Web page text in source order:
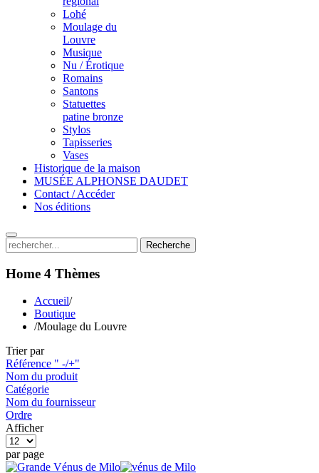
Lohé
Moulage du
Louvre
Musique
Nu / Érotique
Romains
Santons
Statuettes
patine bronze
Stylos
Tapisseries
Vases
Historique de la maison
MUSÉE ALPHONSE DAUDET
Contact / Accéder
Nos éditions
Recherche
Home 4 Thèmes
Accueil/
Boutique
/Moulage du Louvre
Trier par
Référence " -/+"
Nom du produit
Catégorie
Nom du fournisseur
Ordre
Afficher
par page